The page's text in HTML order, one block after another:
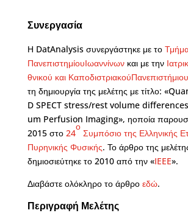
Συνεργασία
Η DatAnalysis συνεργάστηκε με το
ΠανεπιστημίουΙωαννίνωνκαι με την
θνικού και
τη δημιουργία της μελέτης με τίτλο:
D SPECT stress/rest volume
um Perfusion Imaging», ηοποία
2015 στο 24
ο
Συμπόσιο της Ελληνικής
Πυρηνικής Φυσικής. Το άρθρο της
δημιοσιεύτηκε το 2010 από την «IEEE».
Διαβάστε ολόκληρο το άρθρο εδώ.
Περιγραφή Μελέτης